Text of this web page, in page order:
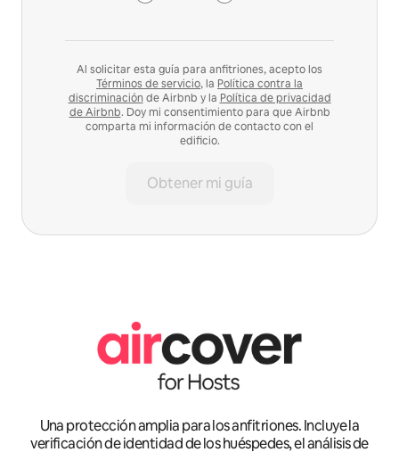
Al solicitar esta guía para anfitriones, acepto los
Términos de servicio, la Política contra la
discriminación de Airbnb y la Política de privacidad
de Airbnb. Doy mi consentimiento para que Airbnb
comparta mi información de contacto con el
edificio.
Obtener mi guía
Una protección amplia para los anfitriones. Incluye la
verificación de identidad de los huéspedes, el análisis de